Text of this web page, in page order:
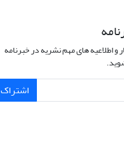
و اطلاعیه های مهم نشریه در خبرنامه
اشتراک